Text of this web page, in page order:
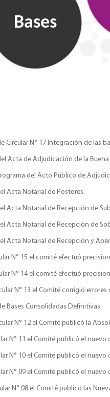
Bases
Circular N° 17 Integración de las
Acta de Adjudicación de la Buena
del Acto Público de
Acta Notarial de Postores.
Acta Notarial de Recepción de
Acta Notarial de Recepción de
Acta Notarial de Recepción y
N° 15 el comité efectuó
N° 14 el comité efectuó
N° 13 el Comité corrigió
Bases Consolidadas Definitivas.
N° 12 el Comité publicó la
N° 11 el Comité publicó el
N° 10 el Comité publicó el
N° 09 el Comité publicó el
N° 08 el Comité publicó las